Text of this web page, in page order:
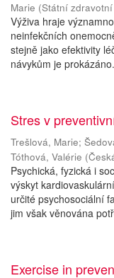
Marie (Státní
Výživa hraje
neinfekčních
stejně jako efektivity
návykům je
Stres v
Trešlová, Marie;
Tóthová, Valérie (
Psychická, fyzická i
výskyt
určité psychosociální
jim však věnována
Exercise in